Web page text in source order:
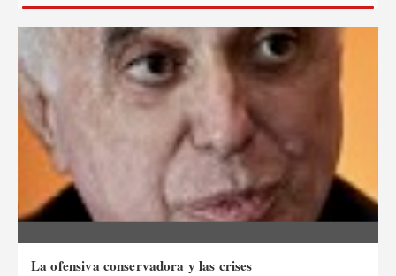
La ofensiva conservadora y las crises